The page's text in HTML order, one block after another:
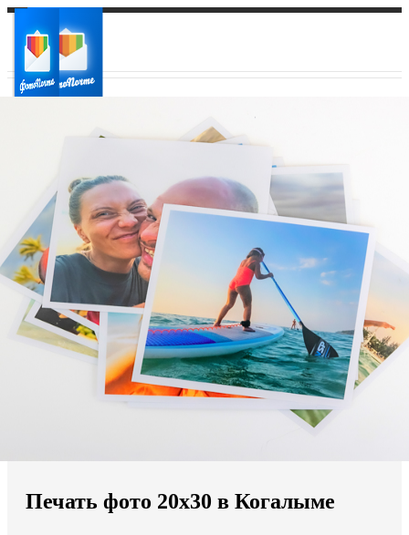
Ваш регион доставки
Выберите из списка:
Мы доставляем по всему миру
Продолжить без города
Печать фото 20х30 в Когалыме